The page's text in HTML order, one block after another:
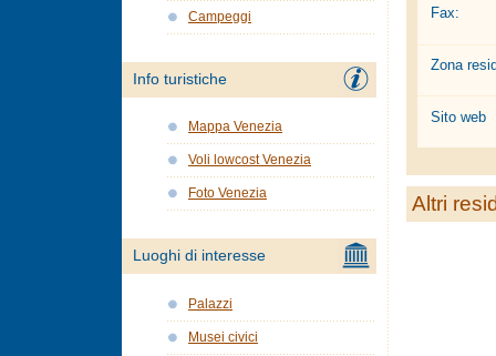
Fax:
Zona
Sito web
Altri
Campeggi
Info turistiche
Mappa Venezia
Voli lowcost Venezia
Foto Venezia
Luoghi di interesse
Palazzi
Musei civici